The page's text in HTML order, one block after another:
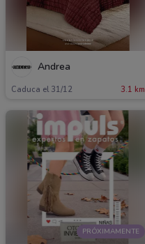
Andrea
Caduca el 31/12 3.1 km
PRÓXIMAMENTE